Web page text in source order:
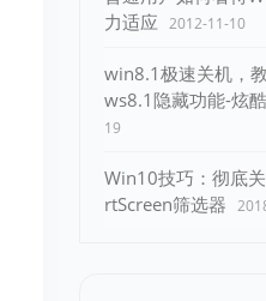
力适应 2012-11-10
win8.1极速关机，
ws8.1隐藏功能-炫
19
Win10技巧：彻底
rtScreen筛选器